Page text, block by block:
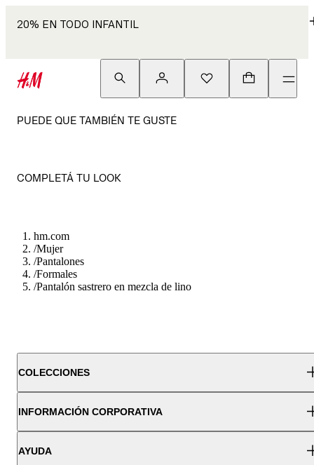
20% EN TODO INFANTIL
PUEDE QUE TAMBIÉN TE GUSTE
COMPLETÁ TU LOOK
hm.com
/Mujer
/Pantalones
/Formales
/Pantalón sastrero en mezcla de lino
COLECCIONES
INFORMACIÓN CORPORATIVA
AYUDA